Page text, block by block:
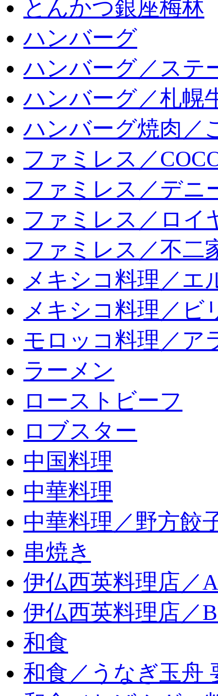
とんかつ銀座梅林
ハンバーグ
ハンバーグ／ステ
ハンバーグ／札幌
ハンバーグ焼肉／
ファミレス／
ファミレス／デニ
ファミレス／ロイ
ファミレス／不二
メキシコ料理／エ
メキシコ料理／ビ
モロッコ料理／ア
ラーメン
ローストビーフ
ロブスター
中国料理
中華料理
中華料理／野方餃
串焼き
伊仏西英料理店／
伊仏西英料理店／
和食
和食／うなぎ玉舟